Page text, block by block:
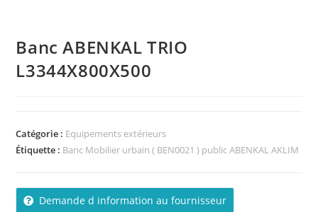
Banc ABENKAL TRIO
L3344X800X500
Catégorie : Equipements extérieurs
Étiquette : Banc Mobilier urbain ( BEN0021 ) public ABENKAL AKLIM
Demande d information au fournisseur